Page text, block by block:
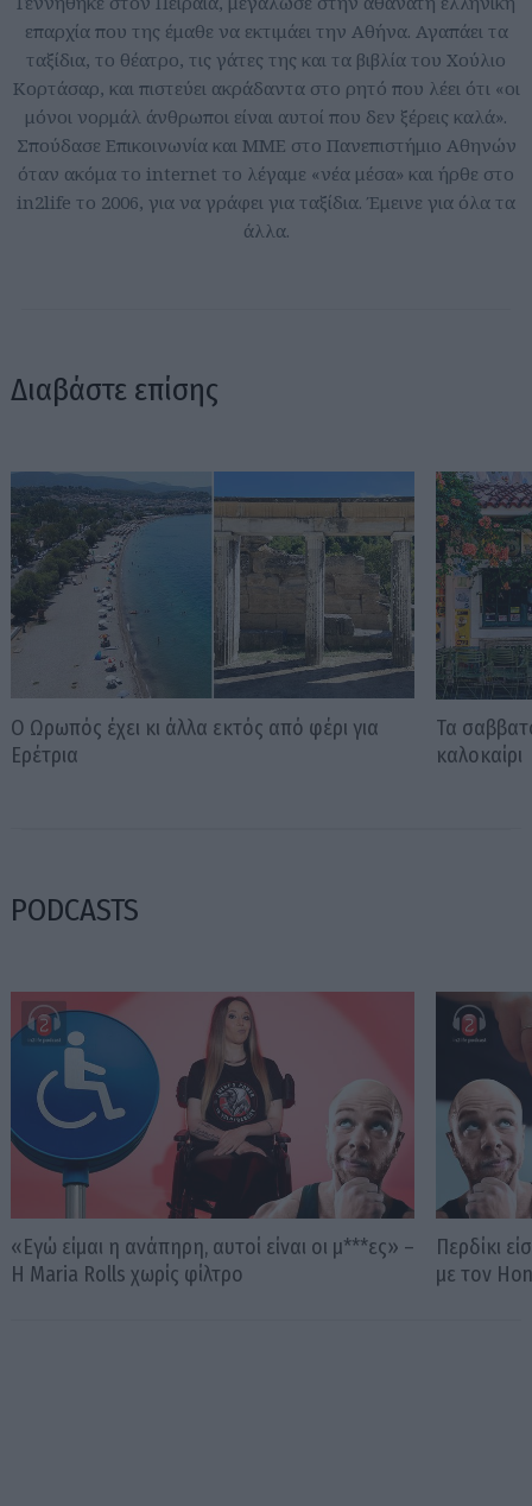
επαρχία που της έμαθε να εκτιμάει την Αθήνα. Αγαπάει τα
ταξίδια, το θέατρο, τις γάτες της και τα βιβλία του Χούλιο
Κορτάσαρ, και πιστεύει ακράδαντα στο ρητό που λέει ότι «οι
μόνοι νορμάλ άνθρωποι είναι αυτοί που δεν ξέρεις καλά».
Σπούδασε Επικοινωνία και ΜΜΕ στο Πανεπιστήμιο Αθηνών
όταν ακόμα το internet το λέγαμε «νέα μέσα» και ήρθε στο
in2life το 2006, για να γράφει για ταξίδια. Έμεινε για όλα τα
άλλα.
Διαβάστε επίσης
O Ωρωπός έχει κι άλλα εκτός από φέρι για
Ερέτρια
Τα
καλοκαίρι
PODCASTS
«Εγώ είμαι η ανάπηρη, αυτοί είναι οι μ***ες» –
Η Maria Rolls χωρίς φίλτρο
Περδίκι
με τον